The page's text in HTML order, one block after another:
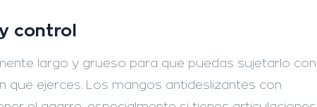
control
largo y grueso para que puedas sujetarlo con
que ejerces. Los mangos antideslizantes con